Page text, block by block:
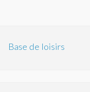
Base de loisirs